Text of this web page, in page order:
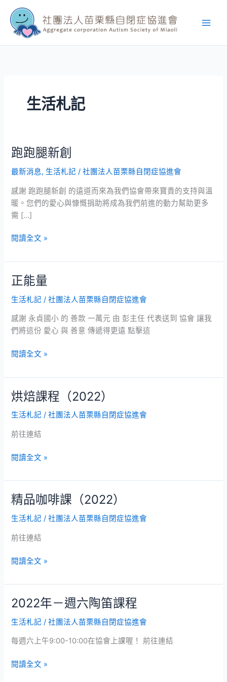
生活札記
跑跑腿新創
最新消息, 生活札記 /社團法人苗栗縣自閉症協進會
感謝 跑跑腿新創 的遠道而來為我們協會帶來寶貴的支持與溫
暖。您們的愛心與慷慨捐助將成為我們前進的動力幫助更多
需 […]
跑
腿
新
創
閱讀全文 »
正能量
生活札記 /社團法人苗栗縣自閉症協進會
感謝 永貞國小 的 善款 一萬元 由 彭主任 代表送到 協會 讓我
們將這份 愛心 與 善意 傳遞得更遠 點擊這
正
量
閱讀全文 »
烘焙課程（2022）
生活札記 /社團法人苗栗縣自閉症協進會
前往連結
烘
課
程
閱讀全文 »
精品咖啡課（2022）
生活札記 /社團法人苗栗縣自閉症協進會
前往連結
精
咖
啡
（2022）
閱讀全文 »
2022年－週六陶笛課程
生活札記 /社團法人苗栗縣自閉症協進會
每週六上午9:00-10:00在協會上課喔！ 前往連結
2022
－
週
陶
閱讀全文 »